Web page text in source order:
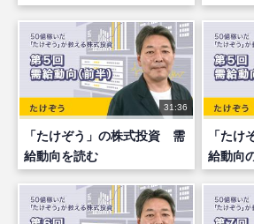
31:36
「たけぞう」の株式投資 需
給動向を読む
「た
給動向